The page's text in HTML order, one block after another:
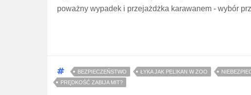
poważny wypadek i przejażdżka karawanem - wybór
BEZPIECZEŃSTWO ŁYKA JAK PELIKAN W ZOO
PRĘDKOŚĆ ZABIJA MIT?